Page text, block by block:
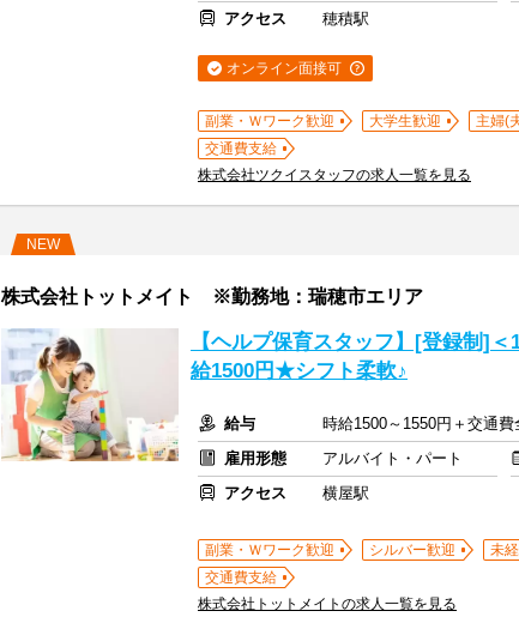
アクセス
穂積駅
オンライン面接可
副業・Ｗワーク歓迎 大学生歓迎 主婦(
交通費支給
株式会社ツクイスタッフの求人一覧を見る
NEW
株式会社トットメイト ※勤務地：瑞穂市エリア
【ヘルプ保育スタッフ】[登録制]
給1500円★シフト柔軟♪
給与
時給1500～1550円＋交通費
雇用形態
アルバイト・パート
アクセス
横屋駅
副業・Ｗワーク歓迎 シルバー歓迎 未
交通費支給
株式会社トットメイトの求人一覧を見る